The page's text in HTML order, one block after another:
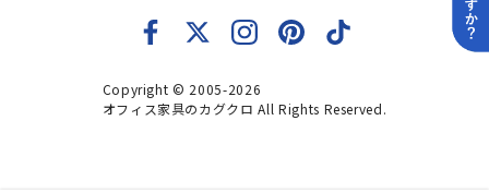
Copyright © 2005-2026
オフィス家具のカグクロ All Rights Reserved.